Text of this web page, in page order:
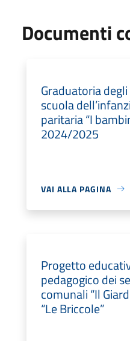
Documenti
Graduatoria
scuola
paritaria “I
2024/2025
VAI ALLA PAGINA
Progetto
pedagogico dei
comunali “Il
“Le Briccole”